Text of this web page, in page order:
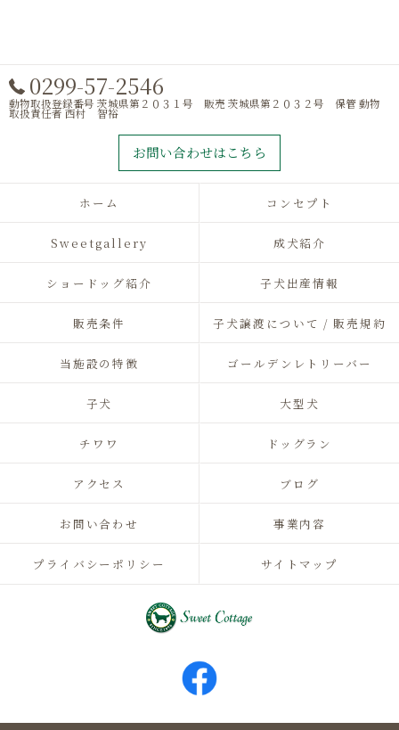
0299-57-2546
動物取扱登録番号 茨城県第２０３１号 販売 茨城県第２０３２号 保管 動物
取扱責任者 西村 智裕
お問い合わせはこちら
ホーム コンセプト
Sweetgallery 成犬紹介
ショードッグ紹介 子犬出産情報
販売条件 子犬譲渡について / 販売規約
当施設の特徴 ゴールデンレトリーバー
子犬 大型犬
チワワ ドッグラン
アクセス ブログ
お問い合わせ 事業内容
プライバシーポリシー サイトマップ